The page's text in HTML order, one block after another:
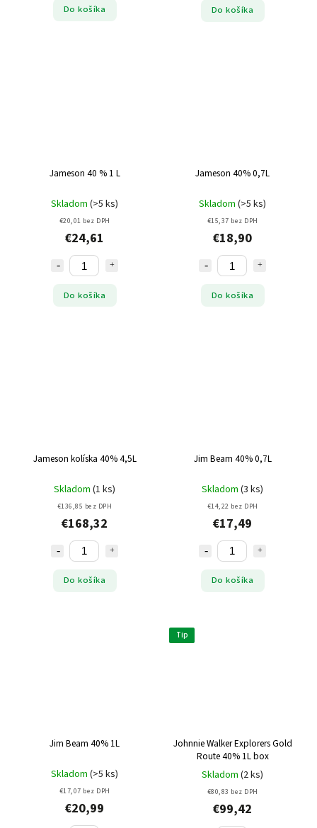
Do košíka Do košíka
Jameson 40 % 1 L
Skladom (>5 ks)
€20,01 bez DPH
€24,61
Do košíka
Jameson 40% 0,7L
Skladom (>5 ks)
€15,37 bez DPH
€18,90
Do košíka
Jameson kolíska 40% 4,5L
Skladom (1 ks)
€136,85 bez DPH
€168,32
Do košíka
Jim Beam 40% 0,7L
Skladom (3 ks)
€14,22 bez DPH
€17,49
Do košíka
Jim Beam 40% 1L
Skladom (>5 ks)
€17,07 bez DPH
€20,99
Tip
Johnnie Walker Explorers Gold
Route 40% 1L box
Skladom (2 ks)
€80,83 bez DPH
€99,42